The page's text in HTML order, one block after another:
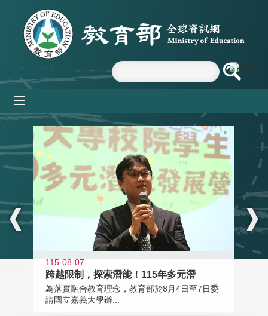
跳到主要內容區塊
:::
115-08-07
跨越限制，探索潛能！115年多元潛
為落實融合教育理念，教育部於8月4日至7日委
請國立嘉義大學辦...